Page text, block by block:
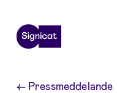
←Pressmeddelande